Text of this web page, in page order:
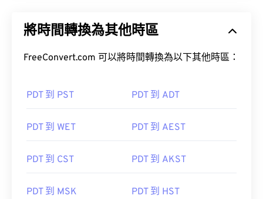
將時間轉換為其他時區
FreeConvert.com 可以將時間轉換為以下其他時區：
PDT 到 PST PDT 到 ADT
PDT 到 WET PDT 到 AEST
PDT 到 CST PDT 到 AKST
PDT 到 MSK PDT 到 HST